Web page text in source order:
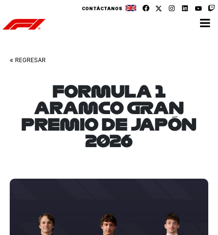
CONTÁCTANOS
v v
REGRESAR
FORMULA 1
ARAMCO GRAN
PREMIO DE JAPÓN
2026